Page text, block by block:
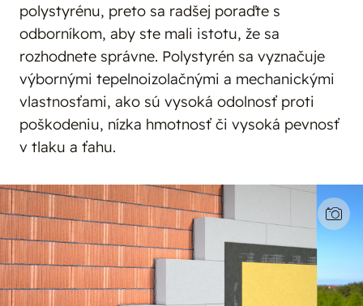
polystyrénu, preto sa radšej poraďte s
odborníkom, aby ste mali istotu, že sa
rozhodnete správne. Polystyrén sa vyznačuje
výbornými tepelnoizolačnými a mechanickými
vlastnosťami, ako sú vysoká odolnosť proti
poškodeniu, nízka hmotnosť či vysoká pevnosť
v tlaku a ťahu.